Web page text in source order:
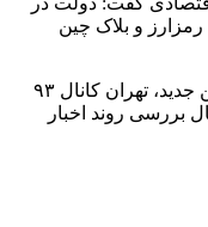
و بلاک چین
در کنار قرارگیری بازار ارز در میان قوانین جدید، تهران کانال ۹۳
بررسی روند اخبار